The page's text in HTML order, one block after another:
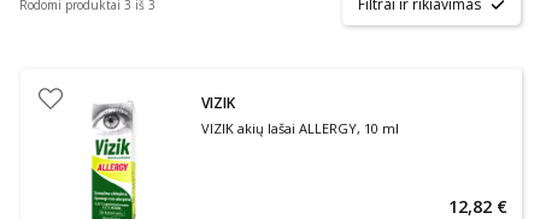
Rodomi produktai 3 iš 3 Filtrai ir rikiavimas
VIZIK
VIZIK akių lašai ALLERGY, 10 ml
12,82 €